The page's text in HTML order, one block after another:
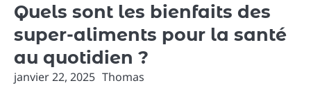
Quels sont les bienfaits des
super-aliments pour la santé
au quotidien ?
janvier 22, 2025 Thomas